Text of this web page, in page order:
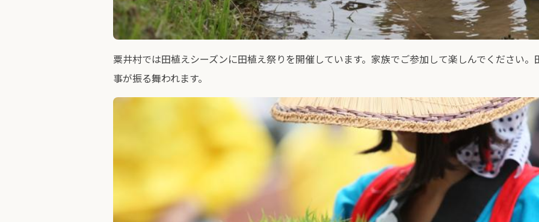
粟井村では田植えシーズンに田植え祭りを開催しています。家族でご参加して楽しんでください
事が振る舞われます。